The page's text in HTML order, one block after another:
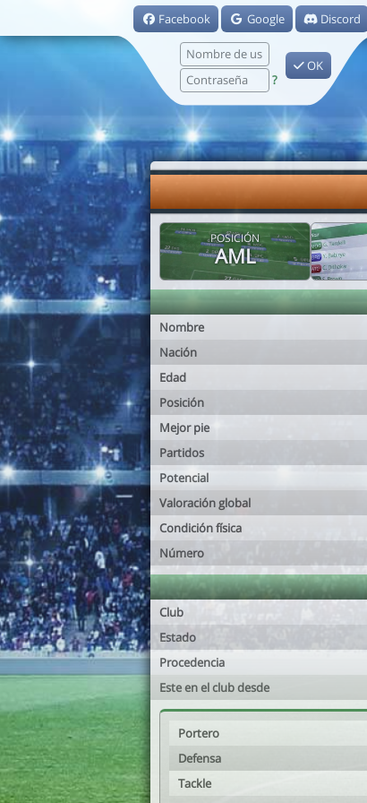
Facebook Google Discord
?
OK
POSICIÓN
AML
Nombre
Nación
Edad
Posición
Mejor pie
Partidos
Potencial
Valoración global
Condición física
Número
Club
Estado
Procedencia
Este en el club desde
Portero
Defensa
Tackle